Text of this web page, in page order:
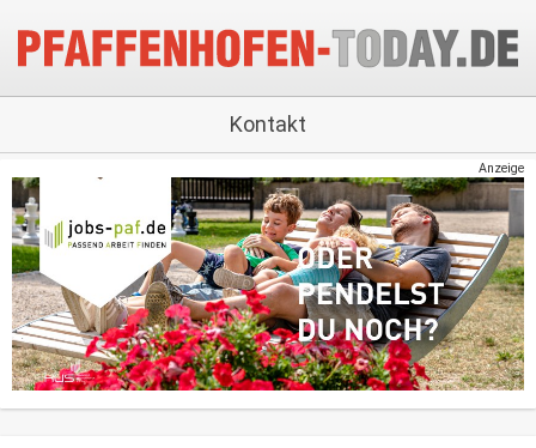
Kontakt
Anzeige